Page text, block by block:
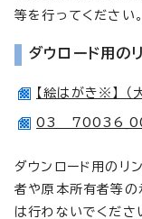
等を行ってください。
ダウロード用の
【絵はがき※】
03
ダウンロード用のリ
者や原本所有者等の
は行わないでくださ